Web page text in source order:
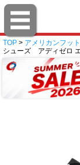
TOP > アメリカンフッ
シューズ アディゼロ